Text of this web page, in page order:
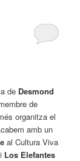
de Desmond
de
organitza el
amb un
al Cultura Viva
Los Elefantes